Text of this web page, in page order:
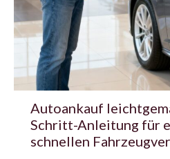
Autoankauf
Schritt-Anleitung für
schnellen